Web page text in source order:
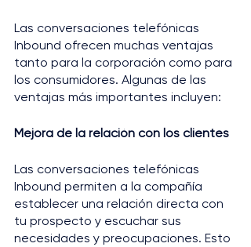
Las conversaciones telefónicas
Inbound ofrecen muchas ventajas
tanto para la corporación como para
los consumidores. Algunas de las
ventajas más importantes incluyen:
Mejora de la relación con los clientes
Las conversaciones telefónicas
Inbound permiten a la compañía
establecer una relación directa con
tu prospecto y escuchar sus
necesidades y preocupaciones. Esto